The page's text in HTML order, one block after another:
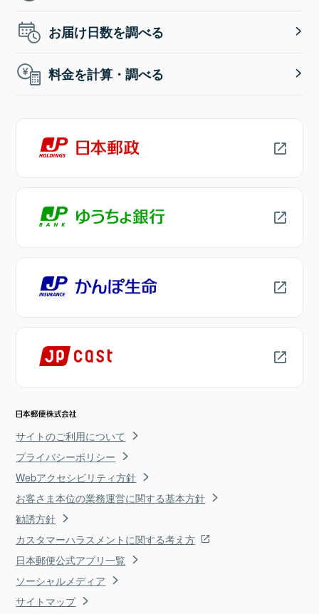
お届け日数を調べる
料金を計算・調べる
サイトのご利用について
プライバシーポリシー
Webアクセシビリティ方針
お客さま本位の業務運営に関する基本方針
勧誘方針
カスタマーハラスメントに関する考え方
日本郵便公式アプリ一覧
ソーシャルメディア
サイトマップ